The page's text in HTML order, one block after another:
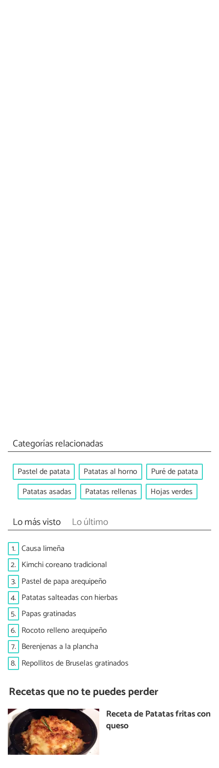
Categorías relacionadas
Pastel de patata Patatas al horno
Puré de patata
Patatas asadas
Patatas rellenas Hojas verdes
Lo más visto Lo último
1. Causa limeña
2. Kimchi coreano tradicional
3. Pastel de papa arequipeño
4. Patatas salteadas con hierbas
5. Papas gratinadas
6. Rocoto relleno arequipeño
7. Berenjenas a la plancha
8. Repollitos de Bruselas gratinados
Recetas que no te puedes perder
Receta de Patatas fritas con
queso